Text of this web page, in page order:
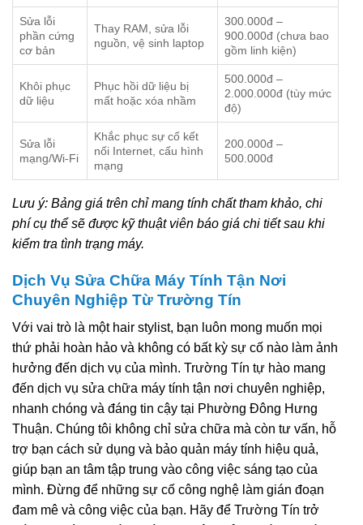
Sửa lỗi
phần cứng
cơ bản
Thay RAM, sửa lỗi
nguồn, vệ sinh laptop
300.000đ –
900.000đ (chưa bao
gồm linh kiện)
Khôi phục
dữ liệu
Phục hồi dữ liệu bị
mất hoặc xóa nhầm
500.000đ –
2.000.000đ (tùy mức
độ)
Sửa lỗi
mạng/Wi-Fi
Khắc phục sự cố kết
nối Internet, cấu hình
mạng
200.000đ –
500.000đ
Lưu ý: Bảng giá trên chỉ mang tính chất tham khảo, chi
phí cụ thể sẽ được kỹ thuật viên báo giá chi tiết sau khi
kiểm tra tình trạng máy.
Dịch Vụ Sửa Chữa Máy Tính Tận Nơi
Chuyên Nghiệp Từ Trường Tín
Với vai trò là một hair stylist, bạn luôn mong muốn mọi
thứ phải hoàn hảo và không có bất kỳ sự cố nào làm ảnh
hưởng đến dịch vụ của mình. Trường Tín tự hào mang
đến dịch vụ sửa chữa máy tính tận nơi chuyên nghiệp,
nhanh chóng và đáng tin cậy tại Phường Đông Hưng
Thuận. Chúng tôi không chỉ sửa chữa mà còn tư vấn, hỗ
trợ bạn cách sử dụng và bảo quản máy tính hiệu quả,
giúp bạn an tâm tập trung vào công việc sáng tạo của
mình. Đừng để những sự cố công nghệ làm gián đoạn
đam mê và công việc của bạn. Hãy để Trường Tín trở